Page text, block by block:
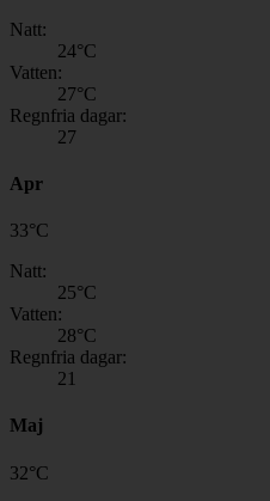
Natt:
24°C
Vatten:
27°C
Regnfria dagar:
27
Apr
33°C
Natt:
25°C
Vatten:
28°C
Regnfria dagar:
21
Maj
32°C